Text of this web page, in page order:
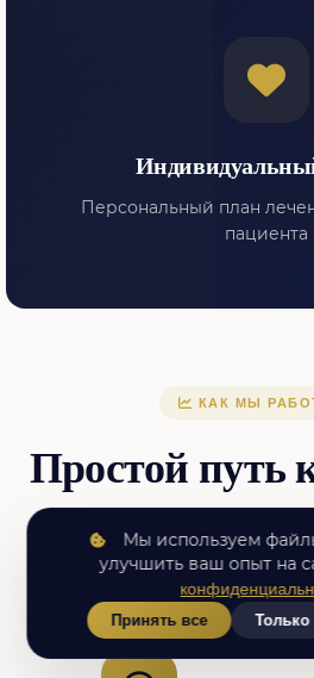
Персональный план
пациента
КАК МЫ
Простой путь
Мы ценим ваше
Мы используем
улучшить ваш опыт на
Принять все